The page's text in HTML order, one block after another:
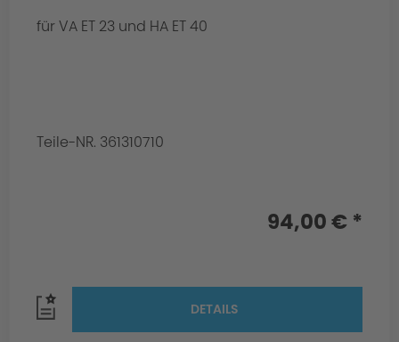
für VA ET 23 und HA ET 40
Teile-NR. 361310710
94,00 € *
DETAILS